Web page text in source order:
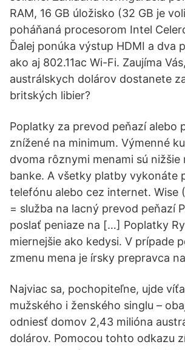
RAM, 16 GB úložisko (32 GB je
poháňaná procesorom Intel
Ďalej ponúka výstup HDMI a dva
ako aj 802.11ac Wi-Fi. Zaujíma
austrálskych dolárov dostanete
britských libier?
Poplatky za prevod peňazí alebo
znížené na minimum. Výmenné
dvoma rôznymi menami sú nižšie
banke. A všetky platby vykonáte
telefónu alebo cez internet. Wise
= služba na lacný prevod peňazí
poslať peniaze na […] Poplatky
miernejšie ako kedysi. V prípade
zmenu mena je írsky prepravca
Najviac sa, pochopiteľne, ujde
mužského i ženského singlu –
odniesť domov 2,43 milióna
dolárov. Pomocou tohto odkazu